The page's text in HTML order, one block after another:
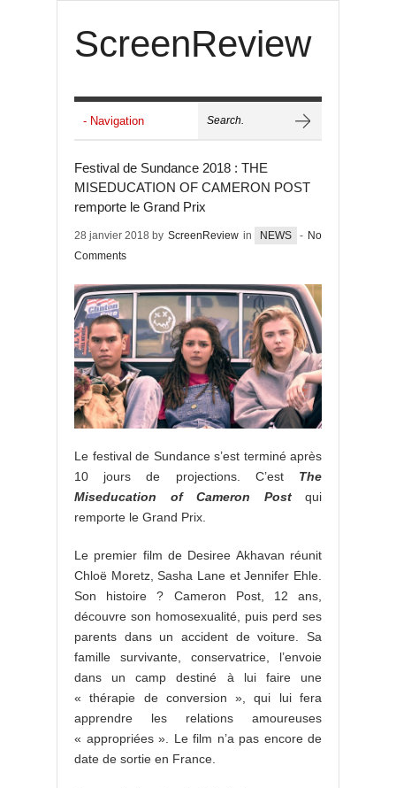
ScreenReview
Festival de Sundance 2018 : THE
MISEDUCATION OF CAMERON POST
remporte le Grand Prix
28 janvier 2018 by ScreenReview in NEWS - No
Comments
Le festival de Sundance s’est terminé après
10 jours de projections. C’est The
Miseducation of Cameron Postqui
remporte le Grand Prix.
Le premier film de Desiree Akhavan réunit
Chloë Moretz, Sasha Lane et Jennifer Ehle.
Son histoire ? Cameron Post, 12 ans,
découvre son homosexualité, puis perd ses
parents dans un accident de voiture. Sa
famille survivante, conservatrice, l’envoie
dans un camp destiné à lui faire une
« thérapie de conversion », qui lui fera
apprendre les relations amoureuses
« appropriées ». Le film n’a pas encore de
date de sortie en France.